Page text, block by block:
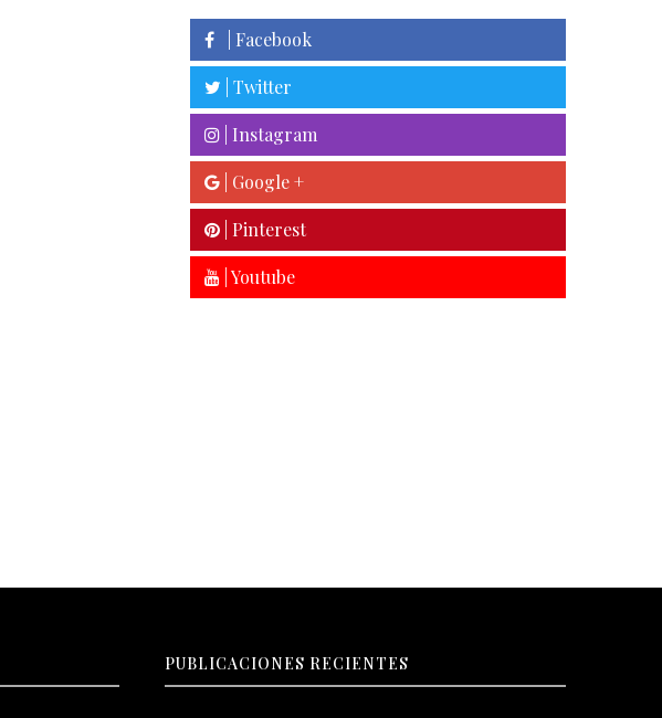
| Facebook
| Twitter
| Instagram
| Google +
| Pinterest
| Youtube
PUBLICACIONES RECIENTES